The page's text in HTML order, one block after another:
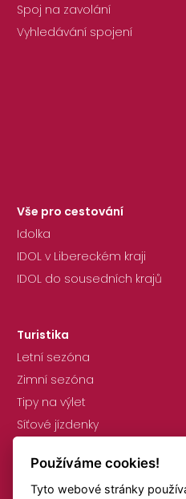
Spoj na zavolání
Vyhledávání spojení
Vše pro cestování
Idolka
IDOL v Libereckém kraji
IDOL do sousedních krajů
Turistika
Letní sezóna
Zimní sezóna
Tipy na výlet
Síťové jízdenky
Používáme cookies!
Tyto webové stránky